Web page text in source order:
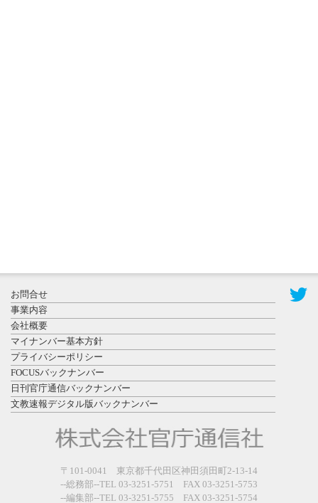
登録有形文
化財となっ
た東北大植
物園八...
日更新
県警等と大
規模災害時
お問合せ
事業内容
会社概要
マイナンバー基本方針
プライバシーポリシー
FOCUSバックナンバー
日刊官庁通信バックナンバー
文教速報デジタル版バックナンバー
〒101-0041 東京都千代田区神田須田町2-13-14
--総務部--TEL 03-3251-5751 FAX 03-3251-5753
--編集部--TEL 03-3251-5755 FAX 03-3251-5754